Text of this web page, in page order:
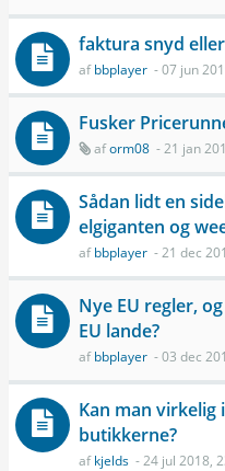
faktura snyd
afbbplayer - 07 jun
Fusker
aform08 - 21 jan
Sådan lidt en
elgiganten og
afbbplayer - 21 dec
Nye EU regler,
EU lande?
afbbplayer - 03 dec
Kan man virkelig
butikkerne?
afkjelds - 24 jul 2018,